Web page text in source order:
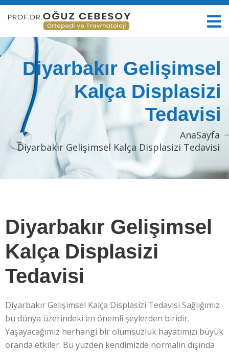
Diyarbakır Gelişimsel
Kalça Displasizi
Tedavisi
AnaSayfa
Diyarbakır Gelişimsel Kalça Displasizi Tedavisi
Diyarbakır Gelişimsel
Kalça Displasizi
Tedavisi
Diyarbakır Gelişimsel Kalça Displasizi Tedavisi Sağlığımız
bu dünya üzerindeki en önemli şeylerden biridir.
Yaşayacağımız herhangi bir olumsuzluk hayatımızı büyük
oranda etkiler. Bu yüzden kendimizde normalin dışında